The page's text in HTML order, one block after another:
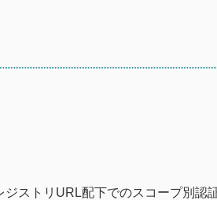
ジストリURL配下でのスコープ別認